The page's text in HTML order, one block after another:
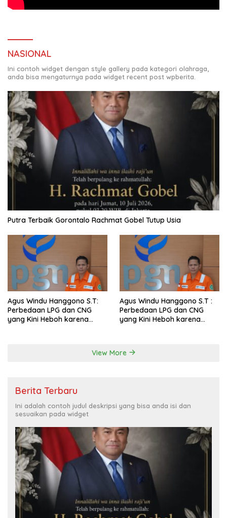
NASIONAL
Ini contoh widget dengan style gallery pada kategori olahraga,
anda bisa mengaturnya pada widget recent post wpberita.
Putra Terbaik Gorontalo Rachmat Gobel Tutup Usia
Agus Windu Hanggono S.T:
Perbedaan LPG dan CNG
yang Kini Heboh karena
Agus Windu Hanggono S.T :
Perbedaan LPG dan CNG
yang Kini Heboh karena
View More
Berita Terbaru
Ini adalah contoh judul deskripsi yang bisa anda isi dan
sesuaikan pada widget